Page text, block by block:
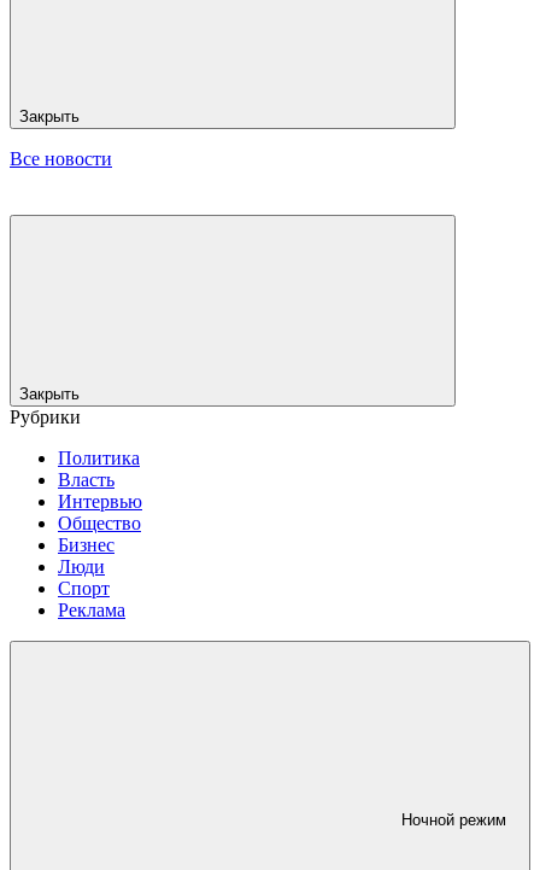
Закрыть
Все новости
Закрыть
Рубрики
Политика
Власть
Интервью
Общество
Бизнес
Люди
Спорт
Реклама
Ночной режим